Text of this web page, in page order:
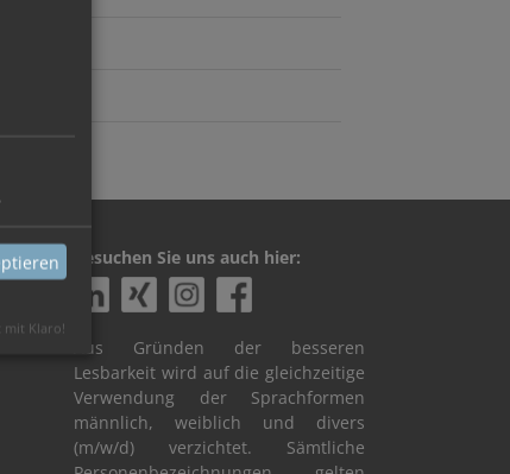
Besuchen Sie uns auch hier:
Aus Gründen der besseren
Lesbarkeit wird auf die gleichzeitige
Verwendung der Sprachformen
männlich, weiblich und divers
(m/w/d) verzichtet. Sämtliche
mit Klaro!